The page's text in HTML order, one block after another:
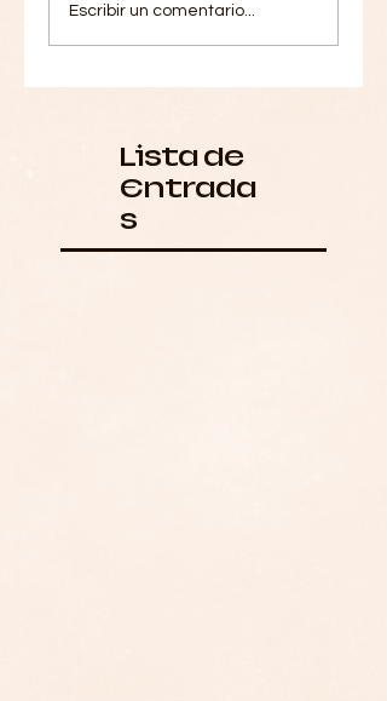
Escribir un comentario...
Lista de
Entrada
s